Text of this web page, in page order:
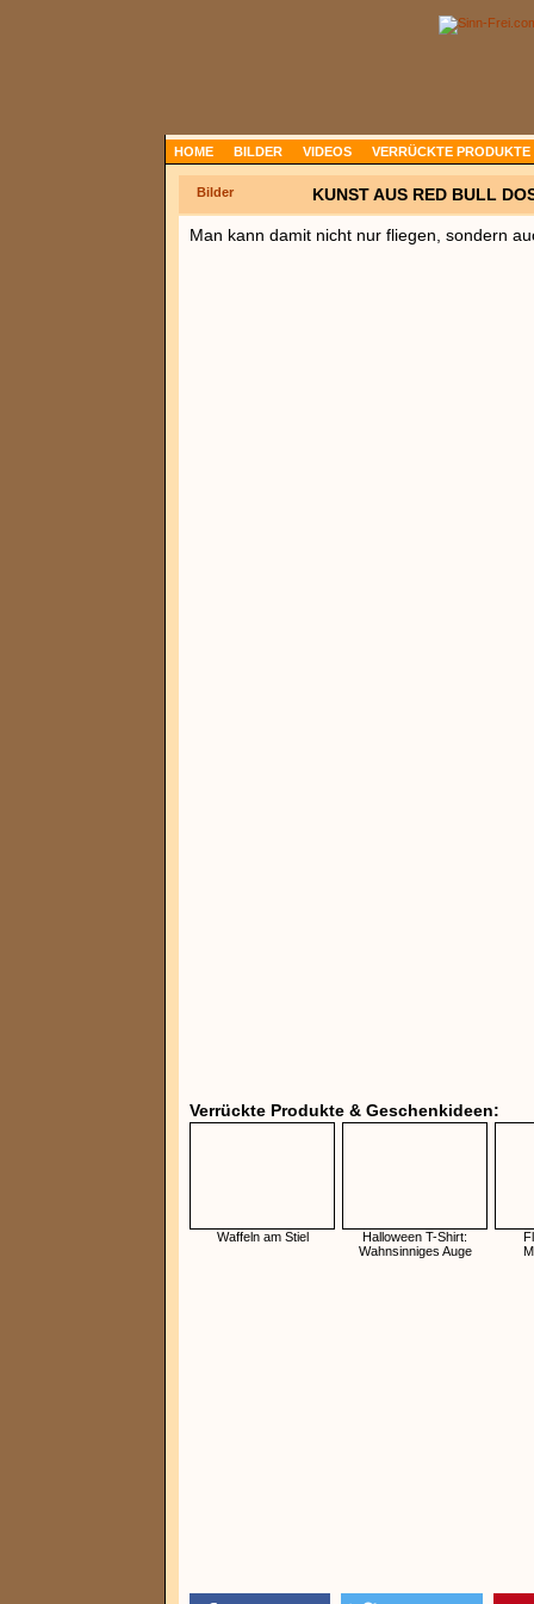
HOME BILDER VIDEOS VERRÜCKTE PRODUKTE
Bilder KUNST AUS RED BULL
Man kann damit nicht nur fliegen, sondern
Verrückte Produkte & Geschenkideen:
Waffeln am Stiel
Halloween T-Shirt:
Wahnsinniges Auge